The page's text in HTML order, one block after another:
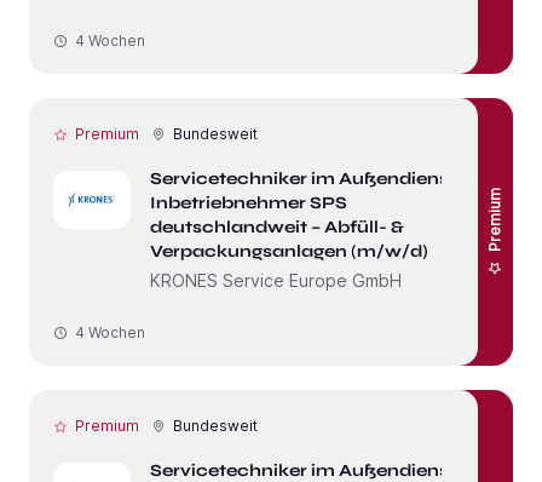
4 Wochen
Premium Bundesweit
Servicetechniker im Außendienst /
Inbetriebnehmer SPS
deutschlandweit – Abfüll- &
Verpackungsanlagen (m/w/d)
KRONES Service Europe GmbH
Premium
4 Wochen
Premium Bundesweit
Servicetechniker im Außendienst /